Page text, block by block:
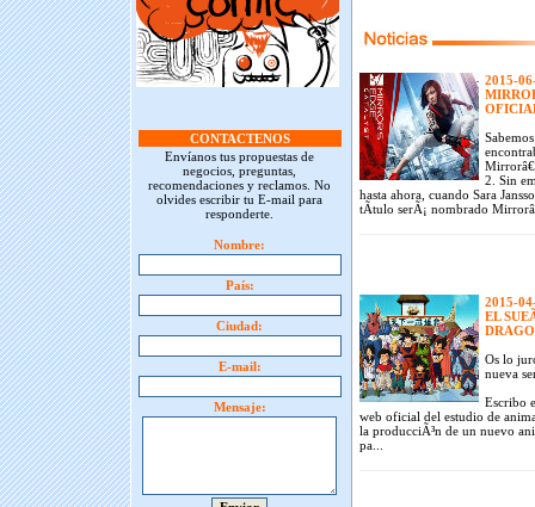
CONTACTENOS
Envíanos tus propuestas de
negocios, preguntas,
recomendaciones y reclamos. No
olvides escribir tu E-mail para
responderte.
Nombre:
País:
Ciudad:
E-mail:
Mensaje:
2015-
2. Sin
hasta ahora, cuando Sara
tÃ­tulo serÃ¡ nombrado
2015-
EL
Os lo
nueva
Escribo
web oficial del estudio de
la producciÃ³n de un nuevo
pa...